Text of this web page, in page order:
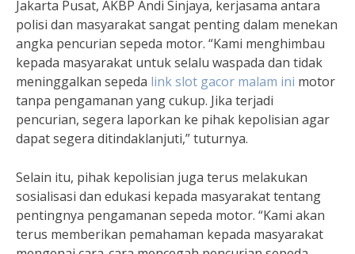
Jakarta Pusat, AKBP Andi Sinjaya, kerjasama antara
polisi dan masyarakat sangat penting dalam menekan
angka pencurian sepeda motor. “Kami menghimbau
kepada masyarakat untuk selalu waspada dan tidak
meninggalkan sepeda link slot gacor malam ini motor
tanpa pengamanan yang cukup. Jika terjadi
pencurian, segera laporkan ke pihak kepolisian agar
dapat segera ditindaklanjuti,” tuturnya.
Selain itu, pihak kepolisian juga terus melakukan
sosialisasi dan edukasi kepada masyarakat tentang
pentingnya pengamanan sepeda motor. “Kami akan
terus memberikan pemahaman kepada masyarakat